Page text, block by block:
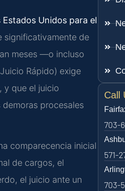
Unidos para el
significativamente de
meses —o incluso
Rápido) exige
y que el juicio
procesales
comparecencia inicial
de cargos, el
el juicio ante un
Call
703-
571-
703-